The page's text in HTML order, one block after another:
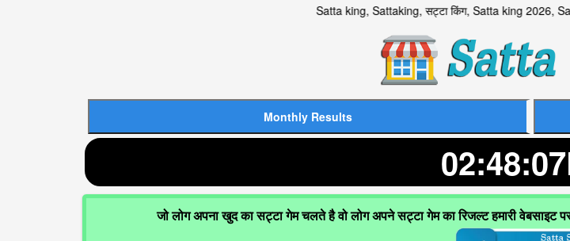
Satta king, Sattaking, सट्टा किंग, Satta king 2026, Satta
जो लोग अपना खुद का सट्टा गेम चलते है वो लोग अपने सट्टा गेम का रिजल्ट हमारी वेबसाइट